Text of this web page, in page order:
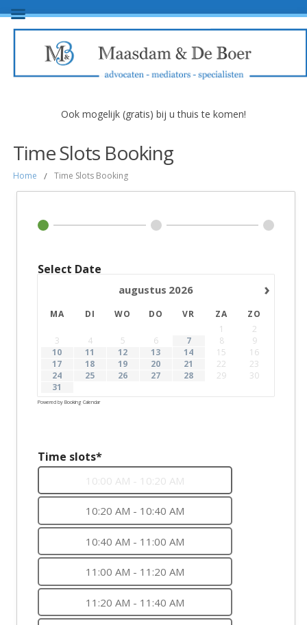
Ook mogelijk (gratis) bij u thuis te komen!
Time Slots Booking
Home / Time Slots Booking
Select Date
›
augustus 2026
MA DI WO DO VR ZA
ZO
1
2
3
4 5 6 7 8
9
10
11 12 13 14 15
16
17
18 19 20 21 22
23
24
25 26 27 28 29
30
31
Powered by Booking Calendar
Time slots*
10:00 AM - 10:20 AM
10:20 AM - 10:40 AM
10:40 AM - 11:00 AM
11:00 AM - 11:20 AM
11:20 AM - 11:40 AM